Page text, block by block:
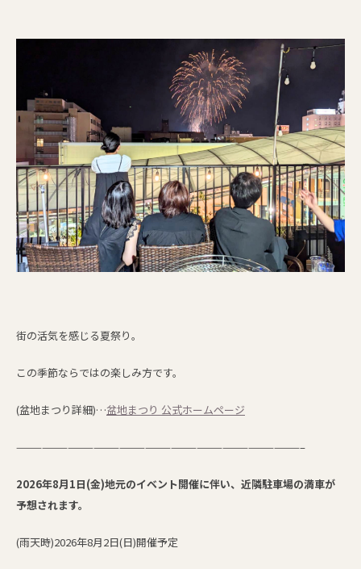
街の活気を感じる夏祭り。
この季節ならではの楽しみ方です。
(盆地まつり詳細)…盆地まつり 公式ホームページ
—————————————————————————————————–
2026年8月1日(金)地元のイベント開催に伴い、近隣駐車場の満車が
予想されます。
(雨天時)2026年8月2日(日)開催予定